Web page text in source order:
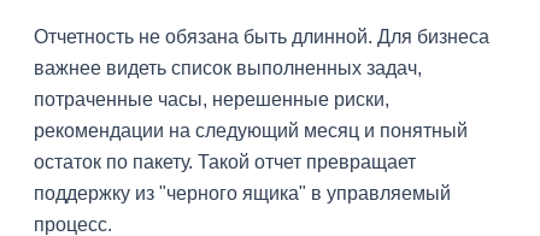
Отчетность не обязана быть длинной. Для бизнеса
важнее видеть список выполненных задач,
потраченные часы, нерешенные риски,
рекомендации на следующий месяц и понятный
остаток по пакету. Такой отчет превращает
поддержку из "черного ящика" в управляемый
процесс.